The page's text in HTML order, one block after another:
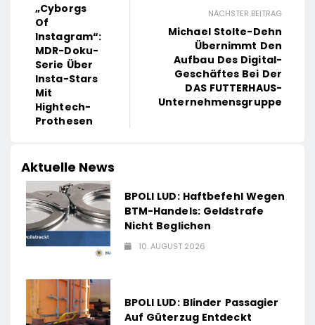
„Cyborgs
Of
Instagram“:
MDR-Doku-
Serie Über
Insta-Stars
Mit
Hightech-
Prothesen
NÄCHSTER BEITRAG
Michael Stolte-Dehn
Übernimmt Den
Aufbau Des Digital-
Geschäftes Bei Der
DAS FUTTERHAUS-
Unternehmensgruppe
Aktuelle News
BPOLI LUD: Haftbefehl Wegen
BTM-Handels: Geldstrafe
Nicht Beglichen
10. AUGUST 2026
BPOLI LUD: Blinder Passagier
Auf Güterzug Entdeckt